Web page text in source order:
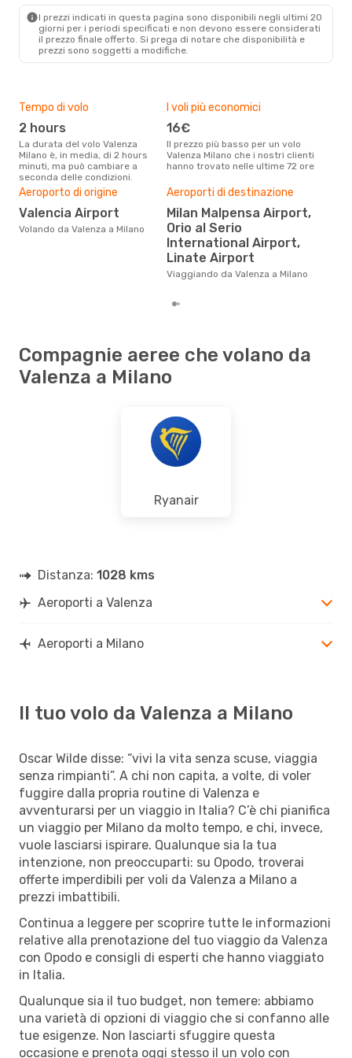
I prezzi indicati in questa pagina sono disponibili negli ultimi 20
giorni per i periodi specificati e non devono essere considerati
il ​​prezzo finale offerto. Si prega di notare che disponibilità e
prezzi sono soggetti a modifiche.
Tempo di volo
2 hours
La durata del volo Valenza
Milano è, in media, di 2 hours
minuti, ma può cambiare a
seconda delle condizioni.
I voli più economici
16€
Il prezzo più basso per un volo
Valenza Milano che i nostri clienti
hanno trovato nelle ultime 72 ore
Aeroporto di origine
Valencia Airport
Volando da Valenza a Milano
Aeroporti di destinazione
Milan Malpensa Airport,
Orio al Serio
International Airport,
Linate Airport
Viaggiando da Valenza a Milano
Compagnie aeree che volano da
Valenza a Milano
Ryanair
Distanza: 1028 kms
Aeroporti a Valenza
Aeroporti a Milano
Il tuo volo da Valenza a Milano
Oscar Wilde disse: “vivi la vita senza scuse, viaggia
senza rimpianti”. A chi non capita, a volte, di voler
fuggire dalla propria routine di Valenza e
avventurarsi per un viaggio in Italia? C’è chi pianifica
un viaggio per Milano da molto tempo, e chi, invece,
vuole lasciarsi ispirare. Qualunque sia la tua
intenzione, non preoccuparti: su Opodo, troverai
offerte imperdibili per voli da Valenza a Milano a
prezzi imbattibili.
Continua a leggere per scoprire tutte le informazioni
relative alla prenotazione del tuo viaggio da Valenza
con Opodo e consigli di esperti che hanno viaggiato
in Italia.
Qualunque sia il tuo budget, non temere: abbiamo
una varietà di opzioni di viaggio che si confanno alle
tue esigenze. Non lasciarti sfuggire questa
occasione e prenota oggi stesso il un volo con